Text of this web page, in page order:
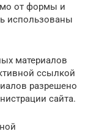
от формы и
использованы
материалов
ссылкой
разрешено
сайта.